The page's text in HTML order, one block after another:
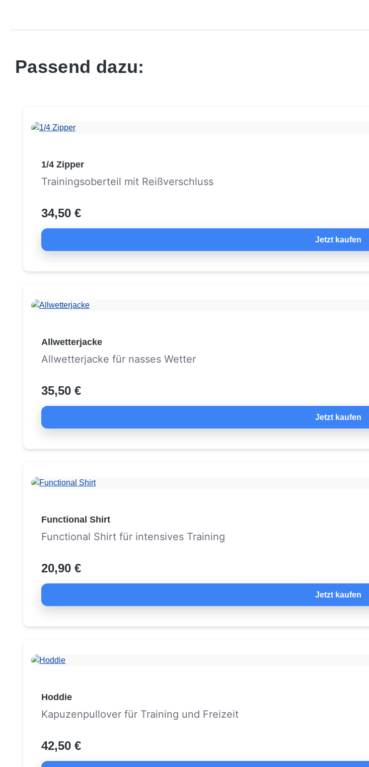
Passend dazu:
1/4 Zipper
Trainingsoberteil mit Reißverschluss
34,50 €
Jetzt kaufen
Allwetterjacke
Allwetterjacke für nasses Wetter
35,50 €
Jetzt kaufen
Functional Shirt
Functional Shirt für intensives Training
20,90 €
Jetzt kaufen
Hoddie
Kapuzenpullover für Training und Freizeit
42,50 €